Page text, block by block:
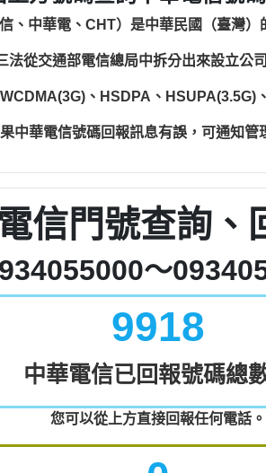
、中華電、CHT）是中華民國（臺灣
從交通部電信總局中拆分出來設立公
、HSDPA、HSUPA(3.5G)
中華電信號碼回報訊息有誤，可通知管
信門號查詢、
～
9918
中華電信已回報號碼總
您可以從上方直接回報任何電話。